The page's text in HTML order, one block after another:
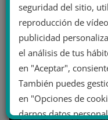
seguridad del sitio,
reproducción de
publicidad
el análisis de tus
en "Aceptar",
También puedes
en "Opciones de
darnos datos